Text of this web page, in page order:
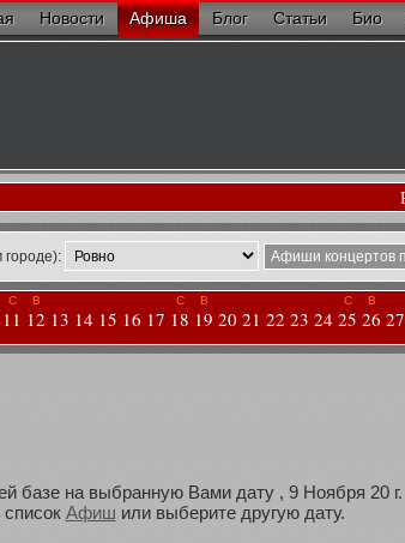
Новости Афиша Блог Статьи Био
Афиши концертов
С
11
В
12 13 14 15 16 17
С
18
В
19 20 21 22 23 24
С
25
В
26 27
базе на выбранную Вами дату , 9 Ноября 20 г.
Афиш или выберите другую дату.